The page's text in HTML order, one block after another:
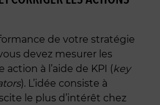
de votre stratégie
devez mesurer les
à l’aide de KPI (key
). L’idée consiste à
le plus d’intérêt chez